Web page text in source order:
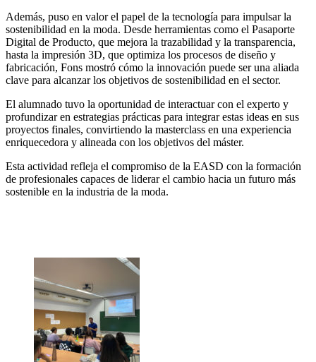
Además, puso en valor el papel de la tecnología para impulsar la
sostenibilidad en la moda. Desde herramientas como el Pasaporte
Digital de Producto, que mejora la trazabilidad y la transparencia,
hasta la impresión 3D, que optimiza los procesos de diseño y
fabricación, Fons mostró cómo la innovación puede ser una aliada
clave para alcanzar los objetivos de sostenibilidad en el sector.
El alumnado tuvo la oportunidad de interactuar con el experto y
profundizar en estrategias prácticas para integrar estas ideas en sus
proyectos finales, convirtiendo la masterclass en una experiencia
enriquecedora y alineada con los objetivos del máster.
Esta actividad refleja el compromiso de la EASD con la formación
de profesionales capaces de liderar el cambio hacia un futuro más
sostenible en la industria de la moda.